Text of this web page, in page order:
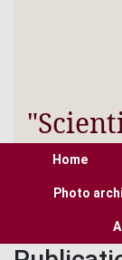
Home
Photo